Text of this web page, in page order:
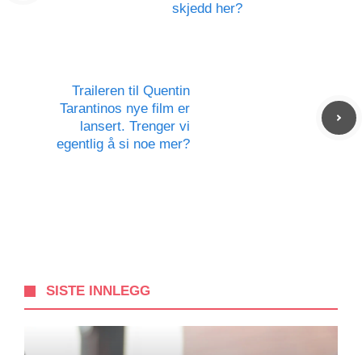
skjedd her?
Traileren til Quentin
Tarantinos nye film er
lansert. Trenger vi
egentlig å si noe mer?
SISTE INNLEGG